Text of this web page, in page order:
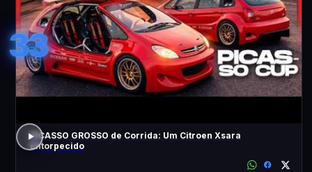
33
PICASSO GROSSO de Corrida: Um Citroen Xsara
Entorpecido